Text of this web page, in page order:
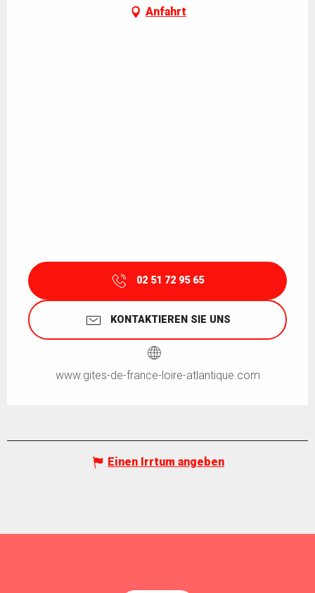
Anfahrt
02 51 72 95 65
KONTAKTIEREN SIE UNS
www.gites-de-france-loire-atlantique.com
Einen Irrtum angeben